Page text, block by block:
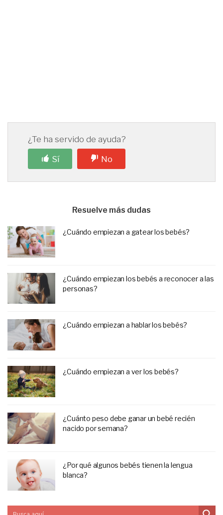
¿Te ha servido de ayuda?
Sí
No
Resuelve más dudas
¿Cuándo empiezan a gatear los bebés?
¿Cuándo empiezan los bebés a reconocer a las
personas?
¿Cuándo empiezan a hablar los bebés?
¿Cuándo empiezan a ver los bebés?
¿Cuánto peso debe ganar un bebé recién
nacido por semana?
¿Por qué algunos bebés tienen la lengua
blanca?